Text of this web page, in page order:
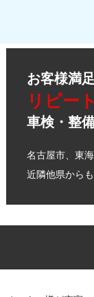
お客様満
リピー
車検・整
名古屋市、東
近隣他県から